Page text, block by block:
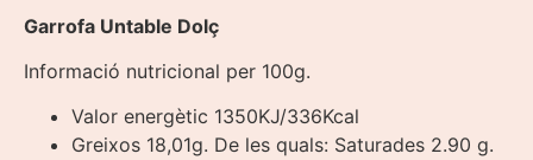
Garrofa Untable Dolç
Informació nutricional per 100g.
Valor energètic 1350KJ/336Kcal
Greixos 18,01g. De les quals: Saturades 2.90 g.